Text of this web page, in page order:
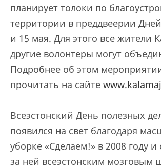
планирует толоки по
территории в преддвеерии
и 15 мая. Для этого все жители
другие волонтеры могут
Подробнее об этом
прочитать на сайте
Всеэстонский День полезных
появился на свет благодаря
уборке «Сделаем!» в 2008 году
за ней всеэстонским мозговым